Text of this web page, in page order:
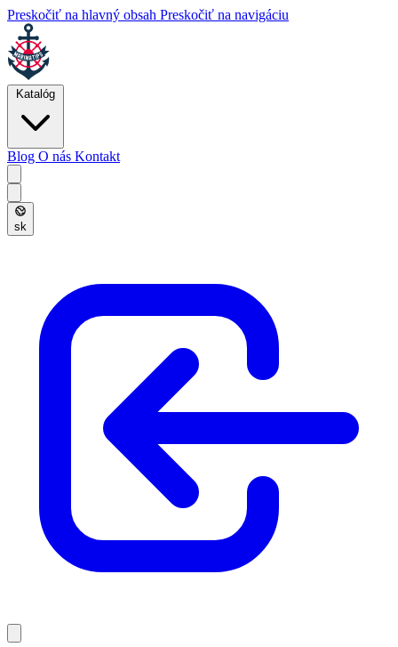
Preskočiť na hlavný obsah Preskočiť na navigáciu
Katalóg
Blog O nás Kontakt
sk